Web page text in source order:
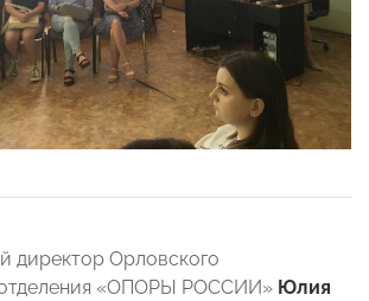
директор Орловского
отделения «ОПОРЫ РОССИИ» Юлия